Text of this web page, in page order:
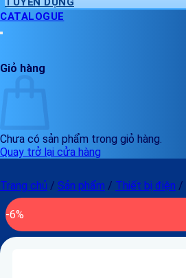
CATALOGUE
Giỏ hàng
Chưa có sản phẩm trong giỏ hàng.
Quay trở lại cửa hàng
Trang chủ / Sản phẩm / Thiết bị điện /
-6%